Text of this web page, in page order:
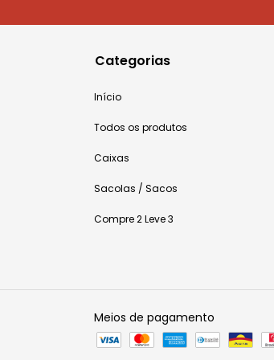
Categorias
Início
Todos os produtos
Caixas
Sacolas / Sacos
Compre 2 Leve 3
Meios de pagamento